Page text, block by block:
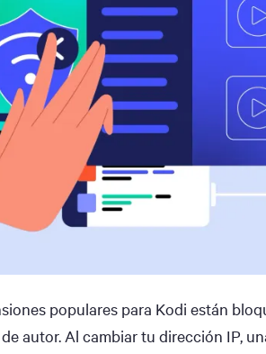
populares para Kodi están
autor. Al cambiar tu dirección IP,